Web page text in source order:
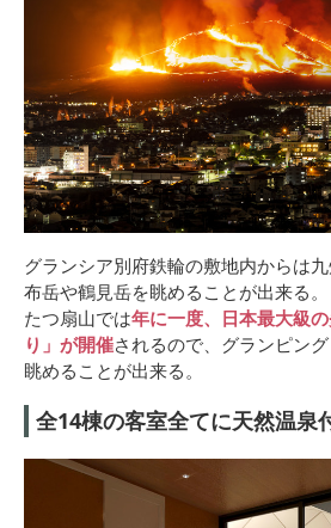
グランシア別府鉄輪の敷地内からは
布岳や鶴見岳を眺めることが出来る
たつ扇山では年に一度、日本最大級
り」が開催されるので、グランピン
眺めることが出来る。
全14棟の客室全てに天然温泉